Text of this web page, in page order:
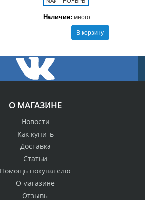
Наличие: много
В корзину
О МАГАЗИНЕ
Новости
Как купить
Доставка
Статьи
Помощь покупателю
О магазине
Отзывы